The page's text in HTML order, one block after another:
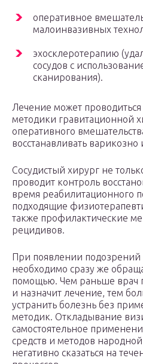
оперативное
малоинвазивных
эхосклеротерапию
сосудов с
сканирования).
Лечение может
методики гравитационной
оперативного
восстанавливать
Сосудистый хирург не
проводит контроль
время реабилитационного
подходящие
также профилактические
рецидивов.
При появлении подозрений
необходимо сразу же
помощью. Чем раньше врач
и назначит лечение, тем
устранить болезнь без
методик. Откладывание
самостоятельное
средств и методов
негативно сказаться на